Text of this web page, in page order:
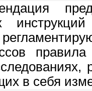
в себя